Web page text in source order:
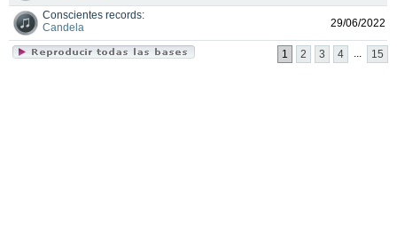
Conscientes records:
Candela
29/06/2022
1 2 3 4 15